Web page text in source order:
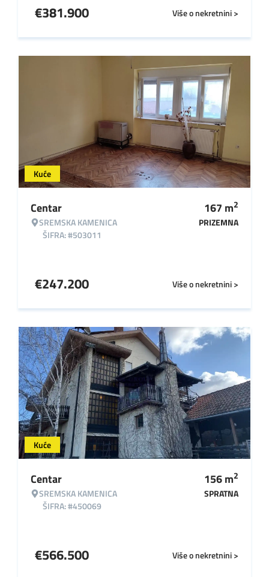
Više o nekretnini >
€381.900
Kuće
Centar
SREMSKA KAMENICA
ŠIFRA: #503011
167 m2
PRIZEMNA
Više o nekretnini >
€247.200
Kuće
Centar
SREMSKA KAMENICA
ŠIFRA: #450069
156m2
SPRATNA
Više o nekretnini >
€566.500